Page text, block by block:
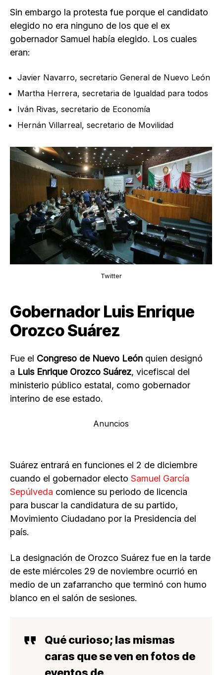
Sin embargo la protesta fue porque el candidato
elegido no era ninguno de los que el ex
gobernador Samuel había elegido. Los cuales
eran:
Javier Navarro, secretario General de Nuevo León
Martha Herrera, secretaria de Igualdad para todos
Iván Rivas, secretario de Economía
Hernán Villarreal, secretario de Movilidad
Twitter
Gobernador Luis Enrique
Orozco Suárez
Fue el Congreso de Nuevo León quien designó
a Luis Enrique Orozco Suárez, vicefiscal del
ministerio público estatal, como gobernador
interino de ese estado.
Anuncios
Suárez entrará en funciones el 2 de diciembre
cuando el gobernador electo Samuel García
Sepúlveda comience su periodo de licencia
para buscar la candidatura de su partido,
Movimiento Ciudadano por la Presidencia del
país.
La designación de Orozco Suárez fue en la tarde
de este miércoles 29 de noviembre ocurrió en
medio de un zafarrancho que terminó con humo
blanco en el salón de sesiones.
Qué curioso; las mismas
caras que se ven en fotos de
eventos de